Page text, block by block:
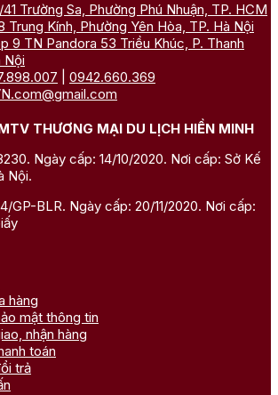
41 Trường Sa, Phường Phú Nhuận, TP. HCM
Trung Kính, Phường Yên Hòa, TP. Hà Nội
9 TN Pandora 53 Triều Khúc, P. Thanh
Nội
0942.660.369
THƯƠNG MẠI DU LỊCH HIỀN MINH
Ngày cấp: 14/10/2020. Nơi cấp: Sở Kế
Nội.
GP-BLR. Ngày cấp: 20/11/2020. Nơi cấp:
hàng
mật thông tin
nhận hàng
toán
trả